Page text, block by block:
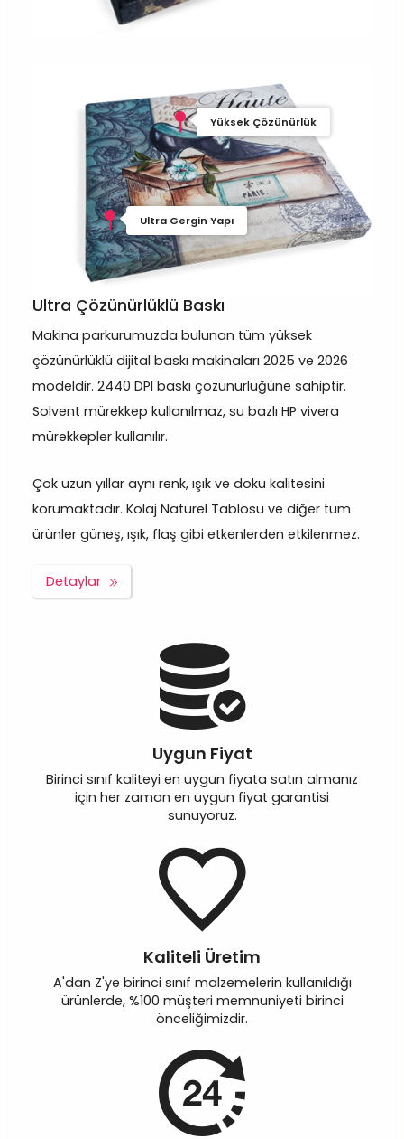
Yüksek Çözünürlük
Ultra Gergin Yapı
Ultra Çözünürlüklü Baskı
Makina parkurumuzda bulunan tüm yüksek
çözünürlüklü dijital baskı makinaları 2025 ve 2026
modeldir. 2440 DPI baskı çözünürlüğüne sahiptir.
Solvent mürekkep kullanılmaz, su bazlı HP vivera
mürekkepler kullanılır.
Çok uzun yıllar aynı renk, ışık ve doku kalitesini
korumaktadır. Kolaj Naturel Tablosu ve diğer tüm
ürünler güneş, ışık, flaş gibi etkenlerden etkilenmez.
Detaylar
Uygun Fiyat
Birinci sınıf kaliteyi en uygun fiyata satın almanız
için her zaman en uygun fiyat garantisi
sunuyoruz.
Kaliteli Üretim
A'dan Z'ye birinci sınıf malzemelerin kullanıldığı
ürünlerde, %100 müşteri memnuniyeti birinci
önceliğimizdir.